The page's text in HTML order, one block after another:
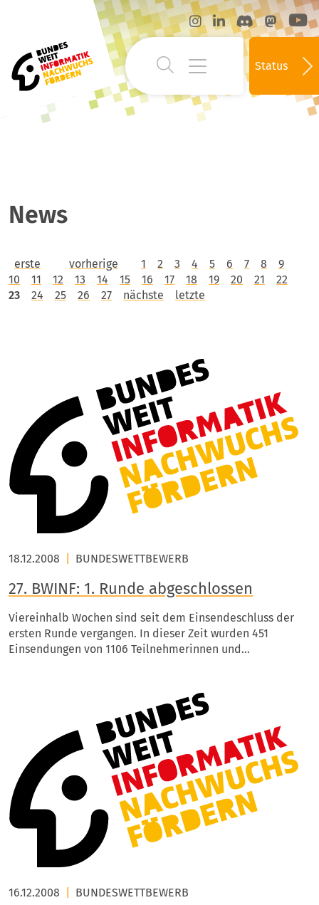
Status
News
erste vorherige 1 2 3 4 5 6 7 8
9
10
11 12 13 14 15 16 17 18 19 20 21
22
23
24 25 26 27 nächste letzte
18.12.2008 BUNDESWETTBEWERB
27. BWINF: 1. Runde abgeschlossen
Viereinhalb Wochen sind seit dem Einsendeschluss der
ersten Runde vergangen. In dieser Zeit wurden 451
Einsendungen von 1106 Teilnehmerinnen und…
16.12.2008 BUNDESWETTBEWERB